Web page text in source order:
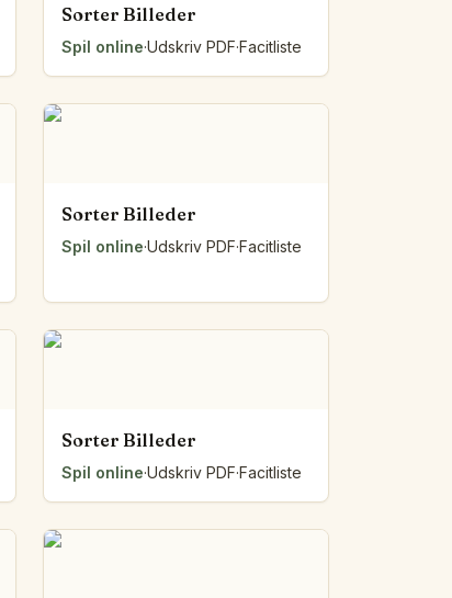
Sorter Billeder
Spil online·Udskriv PDF·Facitliste
Sorter Billeder
Spil online·Udskriv PDF·Facitliste
Sorter Billeder
Spil online·Udskriv PDF·Facitliste